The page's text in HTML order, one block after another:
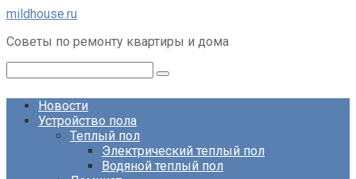
Перейти
контенту
mildhouse.ru
Советы по ремонту квартиры и дома
Новости
Устройство пола
Теплый пол
Электрический теплый пол
Водяной теплый пол